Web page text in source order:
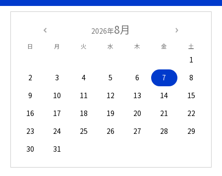
2026年8月
日 月 火 水 木 金 土
1
2
3 4 5 6 7
8
9
10 11 12 13 14
15
16
17 18 19 20 21
22
23
24 25 26 27 28
29
30
31